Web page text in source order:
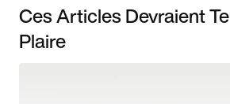
Ces Articles Devraient Te
Plaire